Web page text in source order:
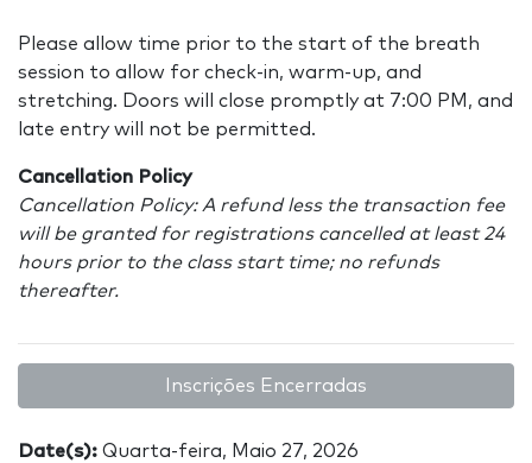
Please allow time prior to the start of the breath
session to allow for check-in, warm-up, and
stretching. Doors will close promptly at 7:00 PM, and
late entry will not be permitted.
Cancellation Policy
Cancellation Policy: A refund less the transaction fee
will be granted for registrations cancelled at least 24
hours prior to the class start time; no refunds
thereafter.
Inscrições Encerradas
Date(s): Quarta-feira, Maio 27, 2026